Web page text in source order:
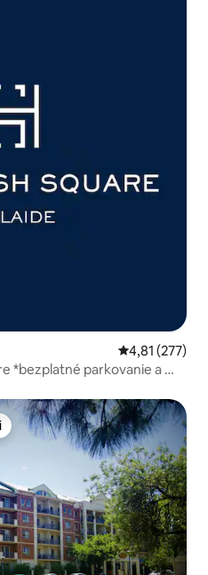
Priemerné
4,81 (277)
*bezplatné parkovanie a Wi-